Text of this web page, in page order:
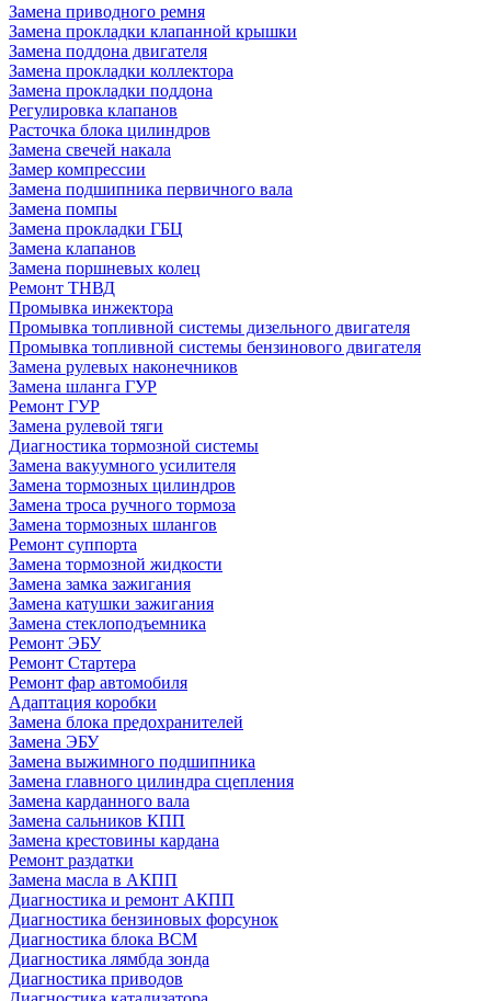
Замена приводного ремня
Замена прокладки клапанной крышки
Замена поддона двигателя
Замена прокладки коллектора
Замена прокладки поддона
Регулировка клапанов
Расточка блока цилиндров
Замена свечей накала
Замер компрессии
Замена подшипника первичного вала
Замена помпы
Замена прокладки ГБЦ
Замена клапанов
Замена поршневых колец
Ремонт ТНВД
Промывка инжектора
Промывка топливной системы дизельного двигателя
Промывка топливной системы бензинового двигателя
Замена рулевых наконечников
Замена шланга ГУР
Ремонт ГУР
Замена рулевой тяги
Диагностика тормозной системы
Замена вакуумного усилителя
Замена тормозных цилиндров
Замена троса ручного тормоза
Замена тормозных шлангов
Ремонт суппорта
Замена тормозной жидкости
Замена замка зажигания
Замена катушки зажигания
Замена стеклоподъемника
Ремонт ЭБУ
Ремонт Стартера
Ремонт фар автомобиля
Адаптация коробки
Замена блока предохранителей
Замена ЭБУ
Замена выжимного подшипника
Замена главного цилиндра сцепления
Замена карданного вала
Замена сальников КПП
Замена крестовины кардана
Ремонт раздатки
Замена масла в АКПП
Диагностика и ремонт АКПП
Диагностика бензиновых форсунок
Диагностика блока BCM
Диагностика лямбда зонда
Диагностика приводов